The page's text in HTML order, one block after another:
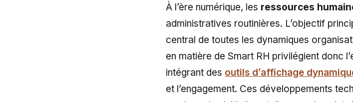
À l’ère numérique, les ressources
administratives routinières. L’objectif
central de toutes les dynamiques
en matière de Smart RH privilégient donc
intégrant des outils d’affichage
et l’engagement. Ces développements